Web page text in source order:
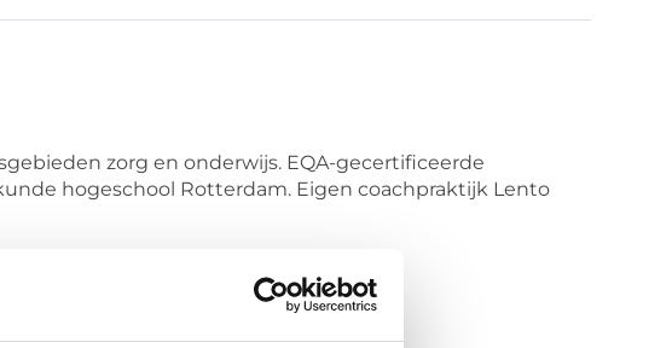
zorg en onderwijs. EQA-gecertificeerde
hogeschool Rotterdam. Eigen coachpraktijk Lento